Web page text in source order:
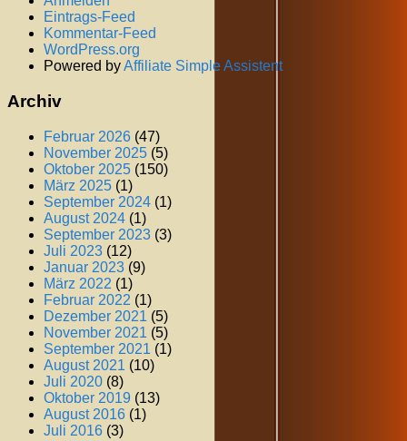
Eintrags-Feed
Kommentar-Feed
WordPress.org
Powered byAffiliate Simple Assistent
Archiv
Februar 2026 (47)
November 2025 (5)
Oktober 2025 (150)
März 2025 (1)
September 2024 (1)
August 2024 (1)
September 2023 (3)
Juli 2023 (12)
Januar 2023 (9)
März 2022 (1)
Februar 2022 (1)
Dezember 2021 (5)
November 2021 (5)
September 2021 (1)
August 2021 (10)
Juli 2020 (8)
Oktober 2019 (13)
August 2016 (1)
Juli 2016 (3)